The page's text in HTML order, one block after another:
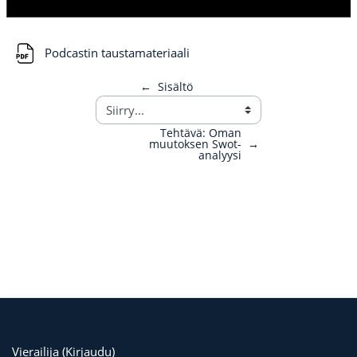
Podcastin taustamateriaali
← Sisältö
→
Tehtävä: Oman
muutoksen Swot-
analyysi
Vierailija (Kirjaudu)